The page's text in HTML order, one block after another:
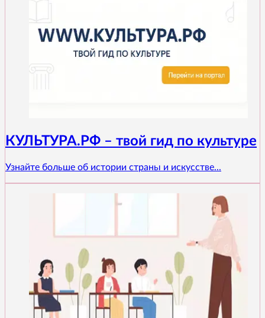
КУЛЬТУРА.РФ – твой гид по культуре
Узнайте больше об истории страны и искусстве...